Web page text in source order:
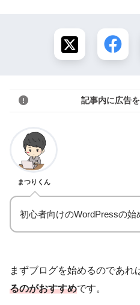
記事内に広告
まつりくん
初心者向けのWordPressの始
まずブログを始めるのであれ
るのがおすすめです。